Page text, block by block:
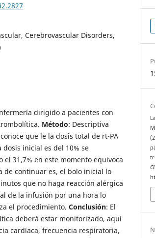
Cerebrovascular Disorders,
dirigido a pacientes con
Método: Descriptiva
conoce que le la dosis total de rt-PA
inicial es del 10% se
31,7% en este momento equivoca
de continuar es, el bolo inicial lo
que no haga reacción alérgica
de la infusión por una hora lo
el procedimiento. Conclusión: El
deberá estar monitorizado, aquí
cardíaca, frecuencia respiratoria,